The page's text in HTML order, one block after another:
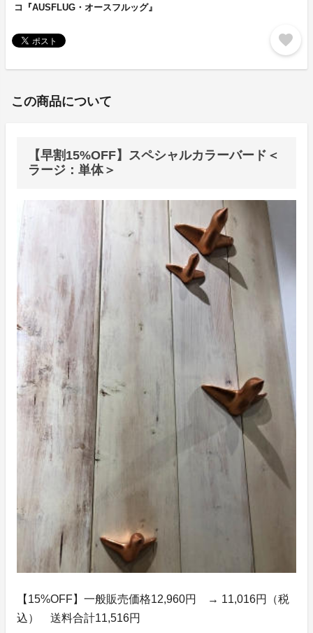
コ『AUSFLUG・オースフルッグ』
favorite
この商品について
【早割15%OFF】スペシャルカラーバード＜
ラージ：単体＞
【15%OFF】一般販売価格12,960円 → 11,016円（税
込） 送料合計11,516円